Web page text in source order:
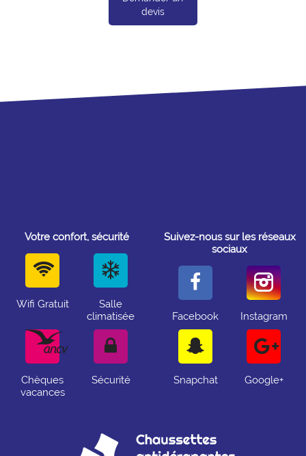
devis
Votre confort, sécurité
Wifi Gratuit
Salle
climatisée
Chèques
vacances
Sécurité
Suivez-nous sur les réseaux
sociaux
Facebook Instagram
Snapchat Google+